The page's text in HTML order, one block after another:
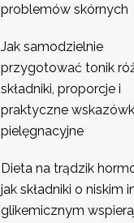
problemów skórnych
Jak samodzielnie
przygotować tonik
składniki, proporcje i
praktyczne
pielęgnacyjne
Dieta na trądzik
jak składniki o niskim
glikemicznym